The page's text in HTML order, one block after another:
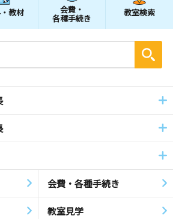
教材 会費・
各種手続き
教室検索
会費・各種手続き
教室見学